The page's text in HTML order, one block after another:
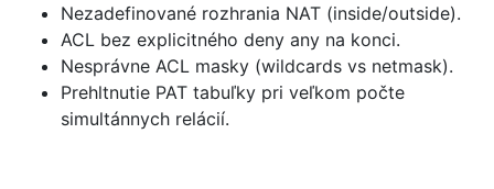
Nezadefinované rozhrania NAT (inside/outside).
ACL bez explicitného deny any na konci.
Nesprávne ACL masky (wildcards vs netmask).
Prehltnutie PAT tabuľky pri veľkom počte
simultánnych relácií.